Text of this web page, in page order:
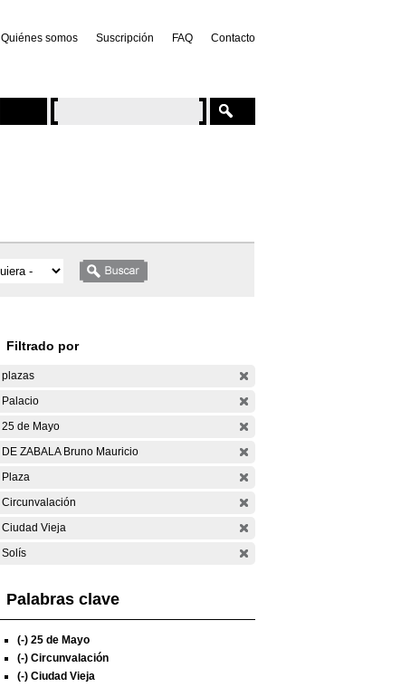
Quiénes somos Suscripción FAQ Contacto
Filtrado por
plazas
Palacio
25 de Mayo
DE ZABALA Bruno Mauricio
Plaza
Circunvalación
Ciudad Vieja
Solís
Palabras clave
(-) 25 de Mayo
(-) Circunvalación
(-) Ciudad Vieja